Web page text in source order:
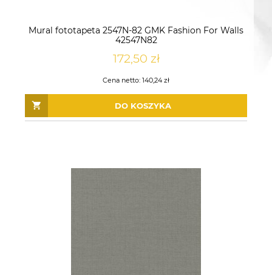
Mural fototapeta 2547N-82 GMK Fashion For Walls
42547N82
172,50 zł
Cena netto: 140,24 zł
DO KOSZYKA